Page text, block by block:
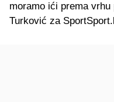
moramo ići prema
Turković za